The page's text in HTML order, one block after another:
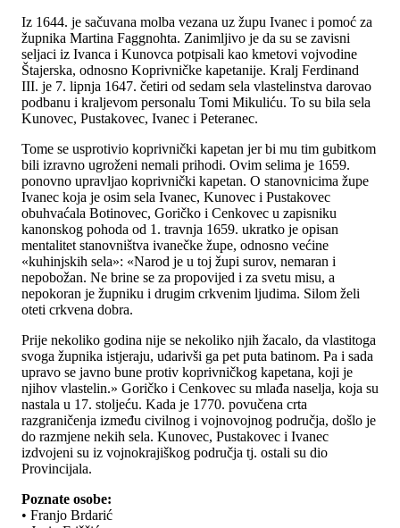
Iz 1644. je sačuvana molba vezana uz župu Ivanec i pomoć za
župnika Martina Faggnohta. Zanimljivo je da su se zavisni
seljaci iz Ivanca i Kunovca potpisali kao kmetovi vojvodine
Štajerska, odnosno Koprivničke kapetanije. Kralj Ferdinand
III. je 7. lipnja 1647. četiri od sedam sela vlastelinstva darovao
podbanu i kraljevom personalu Tomi Mikuliću. To su bila sela
Kunovec, Pustakovec, Ivanec i Peteranec.
Tome se usprotivio koprivnički kapetan jer bi mu tim gubitkom
bili izravno ugroženi nemali prihodi. Ovim selima je 1659.
ponovno upravljao koprivnički kapetan. O stanovnicima župe
Ivanec koja je osim sela Ivanec, Kunovec i Pustakovec
obuhvaćala Botinovec, Goričko i Cenkovec u zapisniku
kanonskog pohoda od 1. travnja 1659. ukratko je opisan
mentalitet stanovništva ivanečke župe, odnosno većine
«kuhinjskih sela»: «Narod je u toj župi surov, nemaran i
nepobožan. Ne brine se za propovijed i za svetu misu, a
nepokoran je župniku i drugim crkvenim ljudima. Silom želi
oteti crkvena dobra.
Prije nekoliko godina nije se nekoliko njih žacalo, da vlastitoga
svoga župnika istjeraju, udarivši ga pet puta batinom. Pa i sada
upravo se javno bune protiv koprivničkog kapetana, koji je
njihov vlastelin.» Goričko i Cenkovec su mlađa naselja, koja su
nastala u 17. stoljeću. Kada je 1770. povučena crta
razgraničenja između civilnog i vojnovojnog područja, došlo je
do razmjene nekih sela. Kunovec, Pustakovec i Ivanec
izdvojeni su iz vojnokrajiškog područja tj. ostali su dio
Provincijala.
Poznate osobe:
• Franjo Brdarić